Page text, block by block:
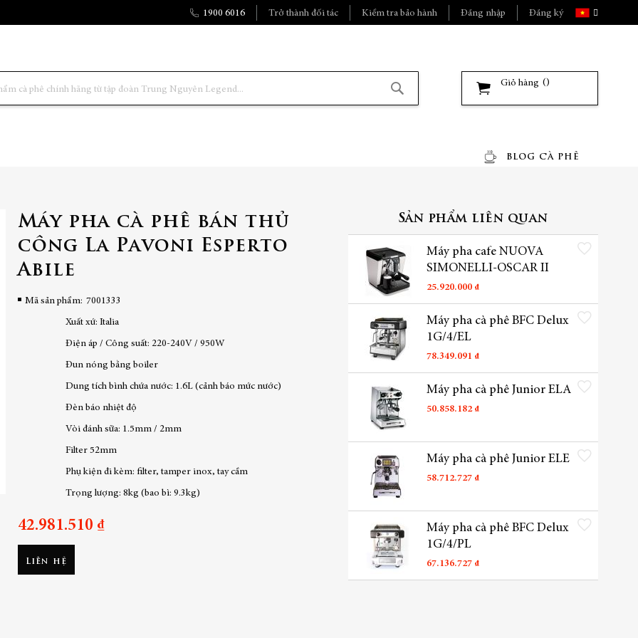
Ngôn
ngữ
Trở thành đối tác Đăng nhập
1900 6016 Kiểm tra bảo hành Đăng ký
Giỏ hàng
BLOG CÀ PHÊ
Máy pha cà phê bán thủ
công La Pavoni Esperto
Abile
Mã sản phẩm 7001333
Xuất xứ: Italia
Điện áp / Công suất: 220-240V / 950W
Đun nóng bằng boiler
Dung tích bình chứa nước: 1.6L (cảnh báo mức nước)
Đèn báo nhiệt độ
Vòi đánh sữa: 1.5mm / 2mm
Filter 52mm
Phụ kiện đi kèm: filter, tamper inox, tay cầm
Trọng lượng: 8kg (bao bì: 9.3kg)
42.981.510 ₫
Liên hệ
Sản phẩm liên quan
Máy pha cafe NUOVA
SIMONELLI-OSCAR II
25.920.000 ₫
Thêm vào danh sách yêu
Máy pha cà phê BFC Delux
1G/4/EL
78.349.091 ₫
Thêm vào danh sách yêu
Máy pha cà phê Junior ELA
50.858.182 ₫
Thêm vào danh sách yêu
Máy pha cà phê Junior ELE
58.712.727 ₫
Thêm vào danh sách yêu
Máy pha cà phê BFC Delux
1G/4/PL
67.136.727 ₫
Thêm vào danh sách yêu